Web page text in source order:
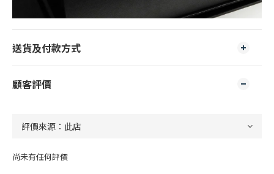
送貨及付款方式
顧客評價
尚未有任何評價